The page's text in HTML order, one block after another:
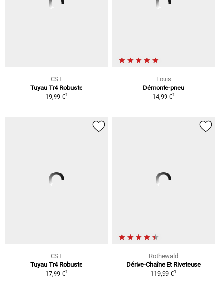
CST
Tuyau Tr4 Robuste
19,99 €1
Louis
Démonte-pneu
14,99 €1
CST
Tuyau Tr4 Robuste
17,99 €1
Rothewald
Dérive-Chaîne Et Riveteuse
119,99 €1